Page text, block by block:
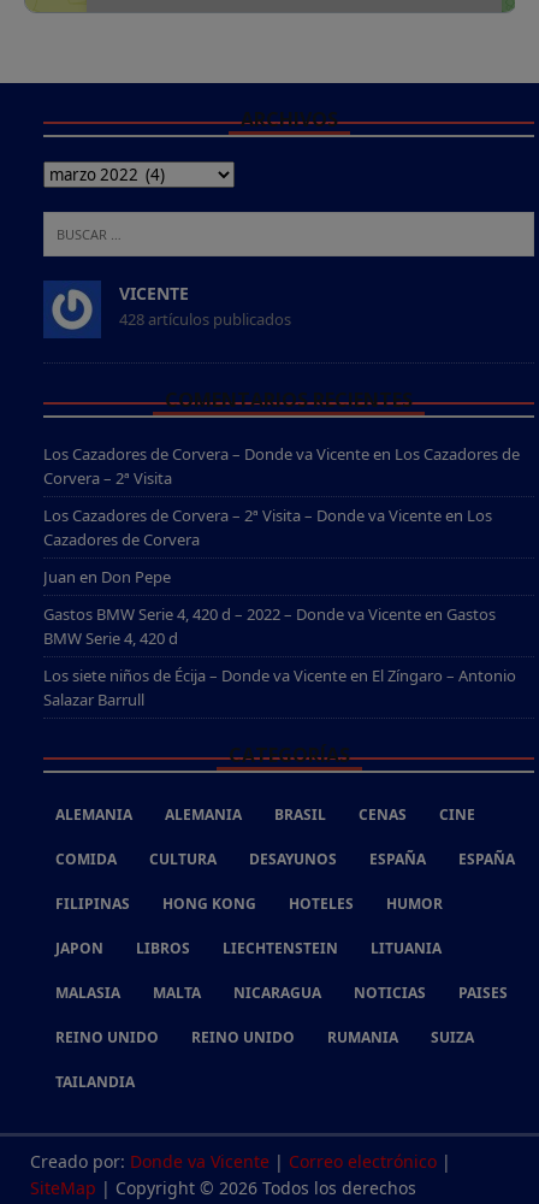
ARCHIVOS
VICENTE
428 artículos publicados
COMENTARIOS RECIENTES
Los Cazadores de Corvera – Donde va Vicenteen Los Cazadores de
Corvera – 2ª Visita
Los Cazadores de Corvera – 2ª Visita – Donde va Vicenteen Los
Cazadores de Corvera
Juan en Don Pepe
Gastos BMW Serie 4, 420 d – 2022 – Donde va Vicenteen Gastos
BMW Serie 4, 420 d
Los siete niños de Écija – Donde va Vicenteen El Zíngaro – Antonio
Salazar Barrull
CATEGORÍAS
ALEMANIA ALEMANIA BRASIL CENAS CINE
COMIDA CULTURA DESAYUNOS ESPAÑA ESPAÑA
FILIPINAS HONG KONG HOTELES HUMOR
JAPON LIBROS LIECHTENSTEIN LITUANIA
MALASIA MALTA NICARAGUA NOTICIAS PAISES
REINO UNIDO REINO UNIDO RUMANIA SUIZA
TAILANDIA
Creado por: Donde va Vicente | Correo electrónico |
SiteMap | Copyright © 2026 Todos los derechos